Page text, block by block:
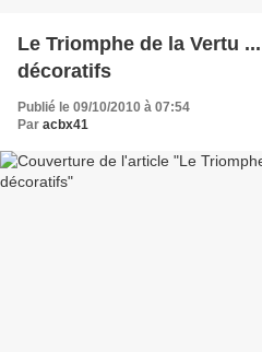
Le Triomphe de la Vertu
décoratifs
Publié le 09/10/2010 à 07:54
Par acbx41